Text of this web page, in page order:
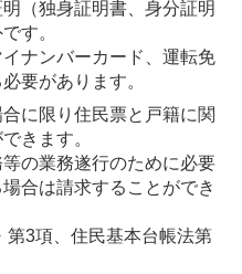
（独身証明書、身分証明
す。
ナンバーカード、運転免
要があります。
に限り住民票と戸籍に関
きます。
の業務遂行のために必要
合は請求することができ
第3項、住民基本台帳法第